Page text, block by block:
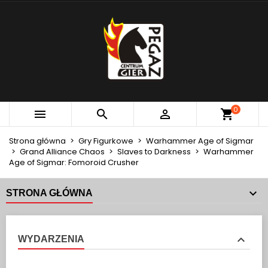
   0
Strona główna Gry Figurkowe
Warhammer Age of Sigmar
Grand Alliance Chaos
Slaves to Darkness
Warhammer
Age of Sigmar: Fomoroid Crusher
STRONA GŁÓWNA
WYDARZENIA
MOJE LISTY ŻYCZEŃ
Utwórz nową listę
UTWÓRZ LISTĘ ŻYCZEŃ
Utwórz listę życzeń
ZALOGUJ SIĘ
MUSISZ BYĆ ZALOGOWANY BY ZAPISAĆ PRODUKTY
NA SWOJEJ LIŚCIE ŻYCZEŃ.
Anuluj Zaloguj się